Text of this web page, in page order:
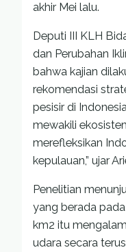
akhir Mei lalu.
Deputi III KLH
dan Perubahan
bahwa kajian
rekomendasi
pesisir di
mewakili
merefleksikan
kepulauan,” ujar
Penelitian
yang berada
km2 itu
udara secara